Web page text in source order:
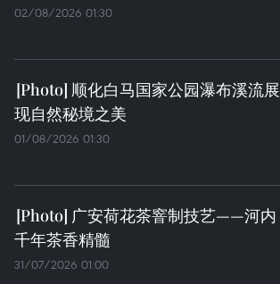
02/08/2026 01:30
顺化白马国家公园瀑布溪流展
现自然秘境之美
01/08/2026 01:30
广安荷花茶窨制技艺——河内
千年茶香精髓
31/07/2026 01:00